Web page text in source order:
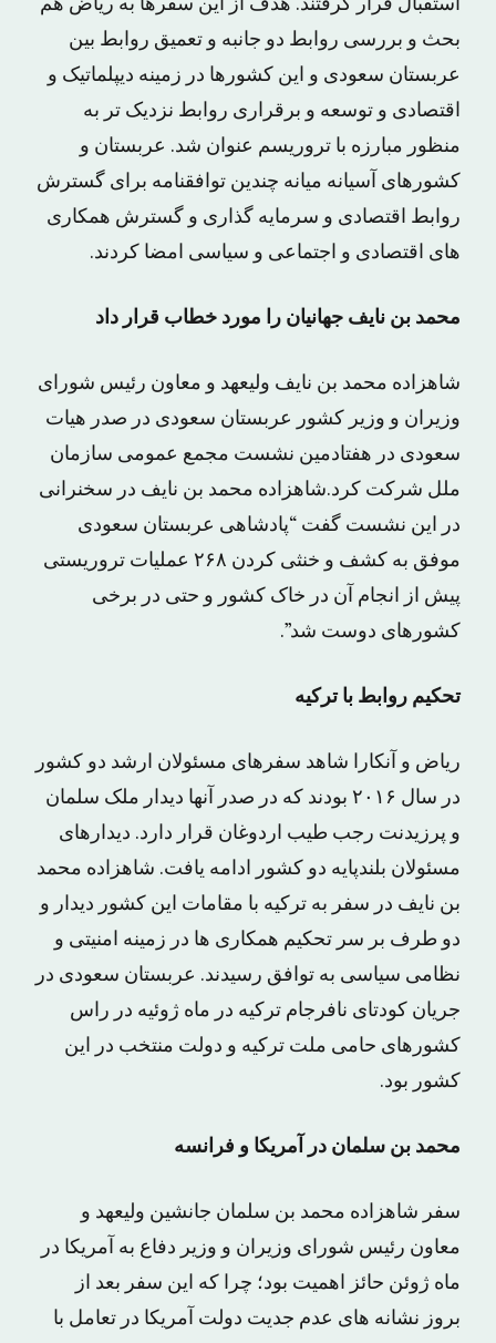
استقبال قرار گرفتند. هدف از این سفرها به ریاض هم
بحث و بررسی روابط دو جانبه و تعمیق روابط بین
عربستان سعودی و این کشورها در زمینه دیپلماتیک و
اقتصادی و توسعه و برقراری روابط نزدیک تر به
منظور مبارزه با تروریسم عنوان شد. عربستان و
کشورهای آسیانه میانه چندین توافقنامه برای گسترش
روابط اقتصادی و سرمایه گذاری و گسترش همکاری
های اقتصادی و اجتماعی و سیاسی امضا کردند.
محمد بن نایف جهانیان را مورد خطاب قرار داد
شاهزاده محمد بن نایف ولیعهد و معاون رئیس شورای
وزیران و وزیر کشور عربستان سعودی در صدر هیات
سعودی در هفتادمین نشست مجمع عمومی سازمان
ملل شرکت کرد.شاهزاده محمد بن نایف در سخنرانی
در این نشست گفت “پادشاهی عربستان سعودی
موفق به کشف و خنثی کردن ۲۶۸ عملیات تروریستی
پیش از انجام آن در خاک کشور و حتی در برخی
کشورهای دوست شد”.
تحکیم روابط با ترکیه
ریاض و آنکارا شاهد سفرهای مسئولان ارشد دو کشور
در سال ۲۰۱۶ بودند که در صدر آنها دیدار ملک سلمان
و پرزیدنت رجب طیب اردوغان قرار دارد. دیدارهای
مسئولان بلندپایه دو کشور ادامه یافت. شاهزاده محمد
بن نایف در سفر به ترکیه با مقامات این کشور دیدار و
دو طرف بر سر تحکیم همکاری ها در زمینه امنیتی و
نظامی سیاسی به توافق رسیدند. عربستان سعودی در
جریان کودتای نافرجام ترکیه در ماه ژوئیه در راس
کشورهای حامی ملت ترکیه و دولت منتخب در این
کشور بود.
محمد بن سلمان در آمریکا و فرانسه
سفر شاهزاده محمد بن سلمان جانشین ولیعهد و
معاون رئیس شورای وزیران و وزیر دفاع به آمریکا در
ماه ژوئن حائز اهمیت بود؛ چرا که این سفر بعد از
بروز نشانه های عدم جدیت دولت آمریکا در تعامل با